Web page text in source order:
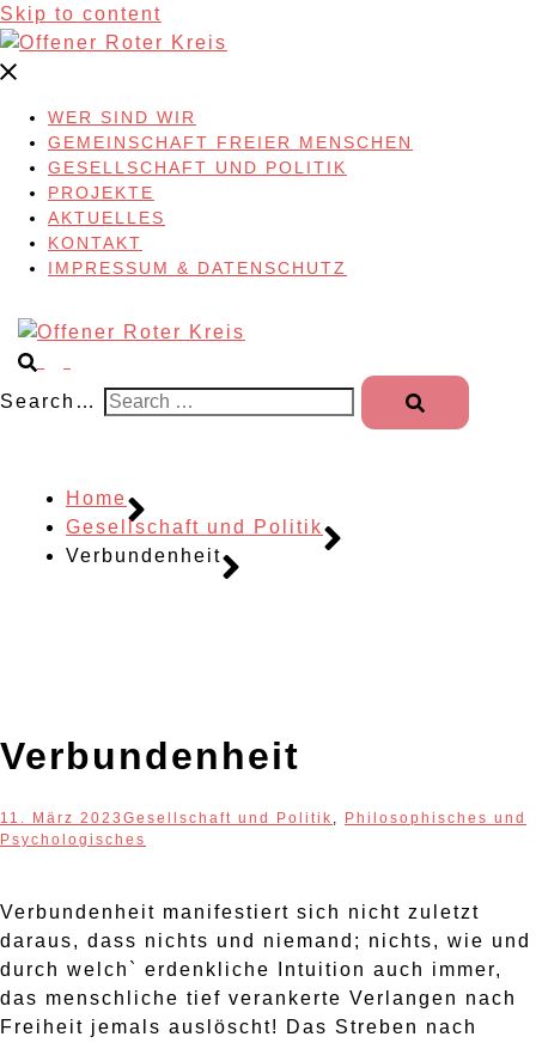
Skip to content
WER SIND WIR
GEMEINSCHAFT FREIER MENSCHEN
GESELLSCHAFT UND POLITIK
PROJEKTE
AKTUELLES
KONTAKT
IMPRESSUM & DATENSCHUTZ
Search…
Home
Gesellschaft und Politik
Verbundenheit
Verbundenheit
11. März 2023 Gesellschaft und Politik
Philosophisches und
Psychologisches
Verbundenheit manifestiert sich nicht zuletzt
daraus, dass nichts und niemand; nichts, wie und
durch welch` erdenkliche Intuition auch immer,
das menschliche tief verankerte Verlangen nach
Freiheit jemals auslöscht! Das Streben nach